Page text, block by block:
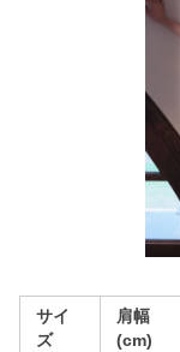
サイ
ズ
肩幅
(cm)